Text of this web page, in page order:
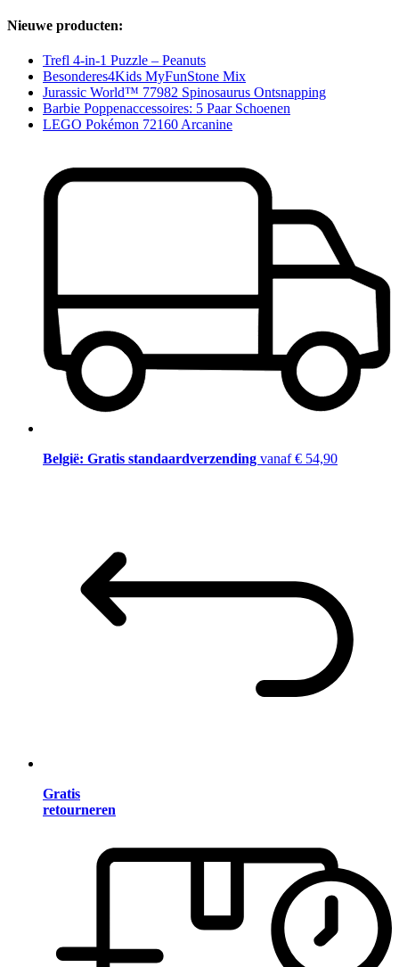
Nieuwe producten:
Trefl 4-in-1 Puzzle – Peanuts
Besonderes4Kids MyFunStone Mix
Jurassic World™ 77982 Spinosaurus Ontsnapping
Barbie Poppenaccessoires: 5 Paar Schoenen
LEGO Pokémon 72160 Arcanine
België: Gratis standaardverzending vanaf € 54,90
Gratis
retourneren